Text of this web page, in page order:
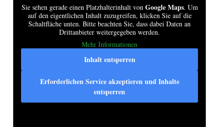
Sie sehen gerade einen Platzhalterinhalt von Google Maps. Um
auf den eigentlichen Inhalt zuzugreifen, klicken Sie auf die
Schaltfläche unten. Bitte beachten Sie, dass dabei Daten an
Drittanbieter weitergegeben werden.
Mehr Informationen
Inhalt entsperren
Erforderlichen Service akzeptieren und Inhalte
entsperren